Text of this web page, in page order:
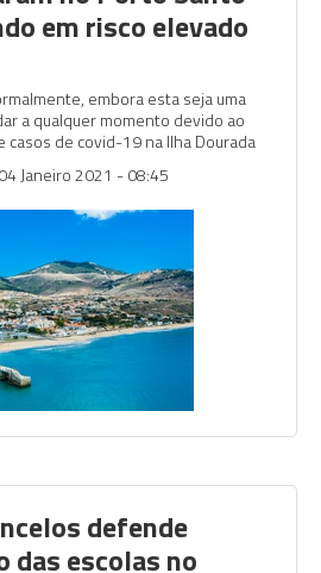
em risco elevado
embora esta seja uma
a qualquer momento devido ao
casos de covid-19 na Ilha Dourada
Janeiro 2021 - 08:45
defende
das escolas no